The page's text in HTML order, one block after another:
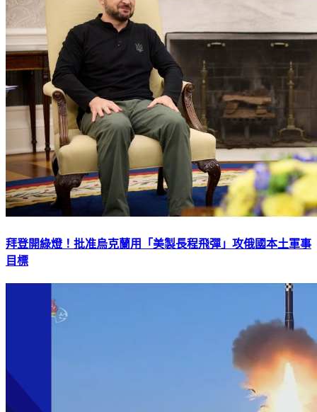
拜登開綠燈！批准烏克蘭用「美製長程飛彈」攻俄國本土軍事
目標